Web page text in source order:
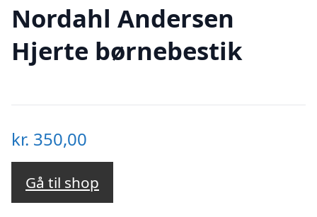
Nordahl Andersen
Hjerte børnebestik
kr. 350,00
Gå til shop